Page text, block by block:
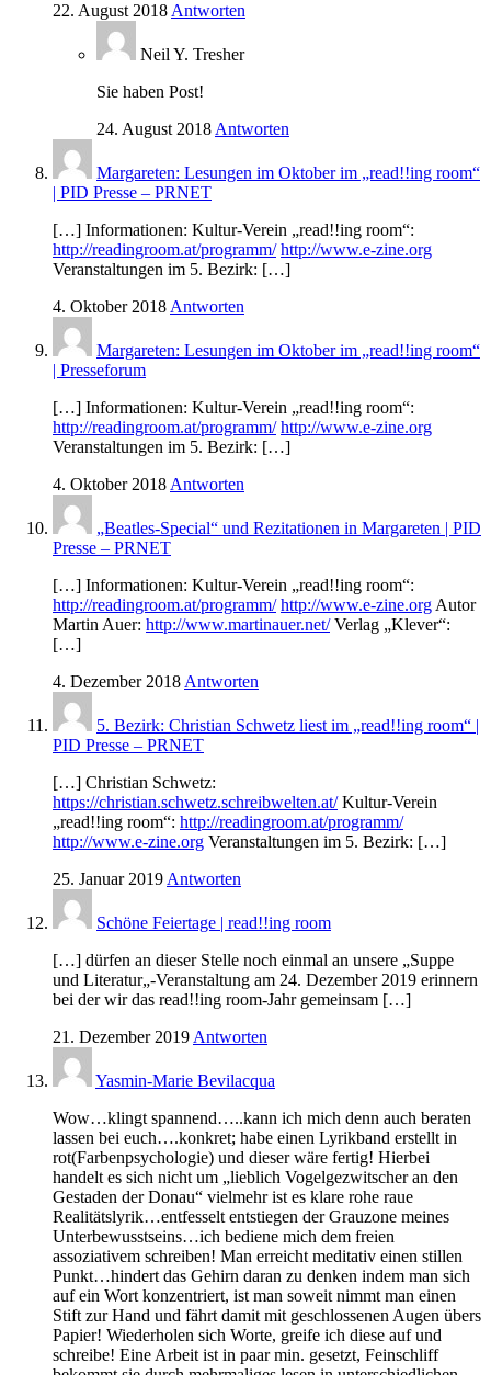
22. August 2018 Antworten
Neil Y. Tresher
Sie haben Post!
24. August 2018 Antworten
Margareten: Lesungen im Oktober im „read!!ing room“
| PID Presse – PRNET
[…] Informationen: Kultur-Verein „read!!ing room“:
http://readingroom.at/programm/ http://www.e-zine.org
Veranstaltungen im 5. Bezirk: […]
4. Oktober 2018 Antworten
Margareten: Lesungen im Oktober im „read!!ing room“
| Presseforum
[…] Informationen: Kultur-Verein „read!!ing room“:
http://readingroom.at/programm/ http://www.e-zine.org
Veranstaltungen im 5. Bezirk: […]
4. Oktober 2018 Antworten
„Beatles-Special“ und Rezitationen in Margareten | PID
Presse – PRNET
[…] Informationen: Kultur-Verein „read!!ing room“:
http://readingroom.at/programm/ http://www.e-zine.org Autor
Martin Auer: http://www.martinauer.net/Verlag „Klever“:
[…]
4. Dezember 2018 Antworten
5. Bezirk: Christian Schwetz liest im „read!!ing room“ |
PID Presse – PRNET
[…] Christian Schwetz:
https://christian.schwetz.schreibwelten.at/Kultur-Verein
„read!!ing room“: http://readingroom.at/programm/
http://www.e-zine.org Veranstaltungen im 5. Bezirk: […]
25. Januar 2019 Antworten
Schöne Feiertage | read!!ing room
[…] dürfen an dieser Stelle noch einmal an unsere „Suppe
und Literatur„-Veranstaltung am 24. Dezember 2019 erinnern
bei der wir das read!!ing room-Jahr gemeinsam […]
21. Dezember 2019 Antworten
Yasmin-Marie Bevilacqua
Wow…klingt spannend…..kann ich mich denn auch beraten
lassen bei euch….konkret; habe einen Lyrikband erstellt in
rot(Farbenpsychologie) und dieser wäre fertig! Hierbei
handelt es sich nicht um „lieblich Vogelgezwitscher an den
Gestaden der Donau“ vielmehr ist es klare rohe raue
Realitätslyrik…entfesselt entstiegen der Grauzone meines
Unterbewusstseins…ich bediene mich dem freien
assoziativem schreiben! Man erreicht meditativ einen stillen
Punkt…hindert das Gehirn daran zu denken indem man sich
auf ein Wort konzentriert, ist man soweit nimmt man einen
Stift zur Hand und fährt damit mit geschlossenen Augen übers
Papier! Wiederholen sich Worte, greife ich diese auf und
schreibe! Eine Arbeit ist in paar min. gesetzt, Feinschliff